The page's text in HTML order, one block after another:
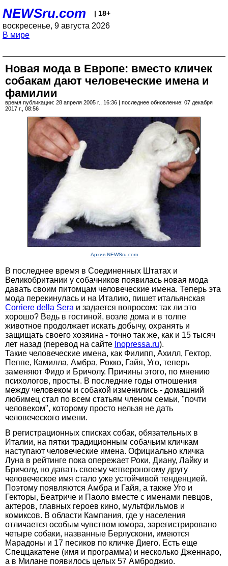
NEWSru.com | 18+
воскресенье, 9 августа 2026
В мире
Новая мода в Европе: вместо кличек
собакам дают человеческие имена и
фамилии
время публикации: 28 апреля 2005 г., 16:36 | последнее обновление: 07 декабря
2017 г., 08:56
Архив NEWSru.com
В последнее время в Соединенных Штатах и
Великобритании у собачников появилась новая мода
давать своим питомцам человеческие имена. Теперь эта
мода перекинулась и на Италию, пишет итальянская
Corriere della Sera и задается вопросом: так ли это
хорошо? Ведь в гостиной, возле дома и в толпе
животное продолжает искать добычу, охранять и
защищать своего хозяина - точно так же, как и 15 тысяч
лет назад (перевод на сайте Inopressa.ru).
Такие человеческие имена, как Филипп, Ахилл, Гектор,
Пеппе, Камилла, Амбра, Рокко, Гайя, Уго, теперь
заменяют Фидо и Бричолу. Причины этого, по мнению
психологов, просты. В последние годы отношения
между человеком и собакой изменились - домашний
любимец стал по всем статьям членом семьи, "почти
человеком", которому просто нельзя не дать
человеческого имени.
В регистрационных списках собак, обязательных в
Италии, на пятки традиционным собачьим кличкам
наступают человеческие имена. Официально кличка
Луна в рейтинге пока опережает Роки, Диану, Лайку и
Бричолу, но давать своему четвероногому другу
человеческое имя стало уже устойчивой тенденцией.
Поэтому появляются Амбра и Гайя, а также Уго и
Гекторы, Беатриче и Паоло вместе с именами певцов,
актеров, главных героев кино, мультфильмов и
комиксов. В области Кампания, где у населения
отличается особым чувством юмора, зарегистрировано
четыре собаки, названные Берлускони, имеются
Марадоны и 17 песиков по кличке Диего. Есть еще
Спеццакатене (имя и программа) и несколько Дженнаро,
а в Милане появилось целых 57 Амброджио.